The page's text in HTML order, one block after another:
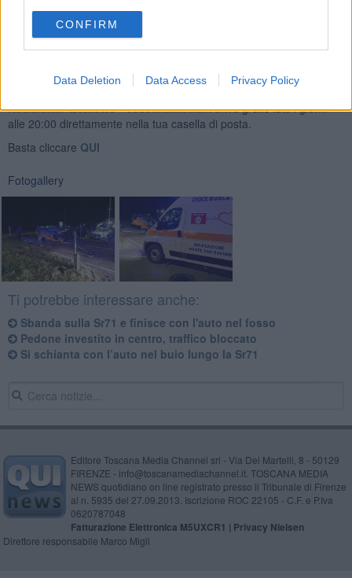
CONFIRM
Data Deletion Data Access Privacy Policy
Se vuoi leggere le notizie principali della Toscana iscriviti alla
Newsletter QUInews - ToscanaMedia.Arriva gratis tutti i giorni
alle 20:00 direttamente nella tua casella di posta.
Basta cliccare QUI
Fotogallery
Ti potrebbe interessare anche:
Sbanda sulla Sr71 e finisce con l'auto nel fosso
Pedone investito in centro, traffico bloccato
Si schianta con l’auto nel buio lungo la Sr71
Editore Toscana Media Channel srl - Via Dei Martelli, 8 - 50129
FIRENZE - info@toscanamediachannel.it. TOSCANA MEDIA
NEWS quotidiano on line registrato presso il Tribunale di Firenze
al n. 5935 del 27.09.2013. Iscrizione ROC 22105 - C.F. e P.Iva
0620787048
Fatturazione Elettronica M5UXCR1 | Privacy Nielsen
Direttore responsabile Marco Migli